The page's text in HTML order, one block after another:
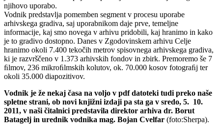
njihovo uporabo.
Vodnik predstavlja pomemben segment v procesu uporabe
arhivskega gradiva, saj uporabnikom daje prve, temeljne
informacije, kaj smo novega v arhivu pridobili, kaj hranimo in kako
je to gradivo dostopno. Danes v Zgodovinskem arhivu Celje
hranimo okoli 7.400 tekočih metrov spisovnega arhivskega gradiva,
ki je razvrščeno v 1.373 arhivskih fondov in zbirk. Premoremo še 7
ﬁlmov, 236 mikroﬁlmskih kolutov, ok. 70.000 kosov fotograﬁj ter
okoli 35.000 diapozitivov.
Vodnik je že nekaj časa na voljo v pdf datoteki tudi preko naše
spletne strani, ob novi knjižni izdaji pa sta ga v sredo, 5. 10.
2011, v naši čitalnici predstavila direktor arhiva dr. Borut
Batagelj in urednik vodnika mag. Bojan Cvelfar (foto:Sherpa).